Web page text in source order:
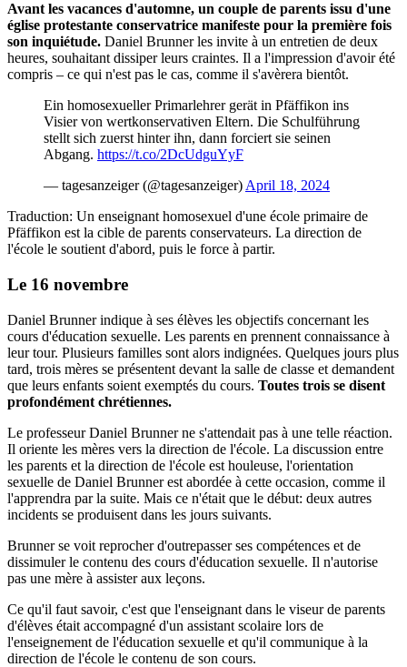
Avant les vacances d'automne, un couple de parents issu d'une
église protestante conservatrice manifeste pour la première fois
son inquiétude. Daniel Brunner les invite à un entretien de deux
heures, souhaitant dissiper leurs craintes. Il a l'impression d'avoir été
compris – ce qui n'est pas le cas, comme il s'avèrera bientôt.
Ein homosexueller Primarlehrer gerät in Pfäffikon ins
Visier von wertkonservativen Eltern. Die Schulführung
stellt sich zuerst hinter ihn, dann forciert sie seinen
Abgang. https://t.co/2DcUdguYyF
— tagesanzeiger (@tagesanzeiger) April 18, 2024
Traduction: Un enseignant homosexuel d'une école primaire de
Pfäffikon est la cible de parents conservateurs. La direction de
l'école le soutient d'abord, puis le force à partir.
Le 16 novembre
Daniel Brunner indique à ses élèves les objectifs concernant les
cours d'éducation sexuelle. Les parents en prennent connaissance à
leur tour. Plusieurs familles sont alors indignées. Quelques jours plus
tard, trois mères se présentent devant la salle de classe et demandent
que leurs enfants soient exemptés du cours. Toutes trois se disent
profondément chrétiennes.
Le professeur Daniel Brunner ne s'attendait pas à une telle réaction.
Il oriente les mères vers la direction de l'école. La discussion entre
les parents et la direction de l'école est houleuse, l'orientation
sexuelle de Daniel Brunner est abordée à cette occasion, comme il
l'apprendra par la suite. Mais ce n'était que le début: deux autres
incidents se produisent dans les jours suivants.
Brunner se voit reprocher d'outrepasser ses compétences et de
dissimuler le contenu des cours d'éducation sexuelle. Il n'autorise
pas une mère à assister aux leçons.
Ce qu'il faut savoir, c'est que l'enseignant dans le viseur de parents
d'élèves était accompagné d'un assistant scolaire lors de
l'enseignement de l'éducation sexuelle et qu'il communique à la
direction de l'école le contenu de son cours.